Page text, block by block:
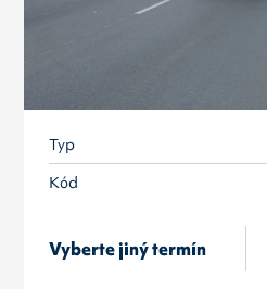
Typ
Kód
Vyberte jiný termín